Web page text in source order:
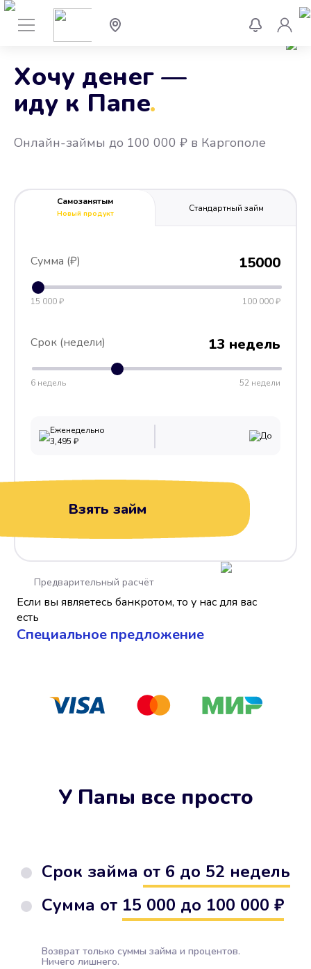
Хочу денег —
иду к Папе
.
Онлайн-займы до 100 000 ₽ в Каргополе
Самозанятым
Новый продукт
Стандартный займ
Сумма (₽) 15000
15 000 ₽ 100 000 ₽
Срок (недели) 13 недель
6 недель 52 недели
Еженедельно
3,495 ₽ До
Взять займ
Если вы являетесь банкротом, то у нас для вас
есть
Cпециальное предложение
Предварительный расчёт
У Папы все просто
Срок займа от 6 до 52 недель
Сумма от 15 000 до 100 000 ₽
Возврат только суммы займа и процентов.
Ничего лишнего.